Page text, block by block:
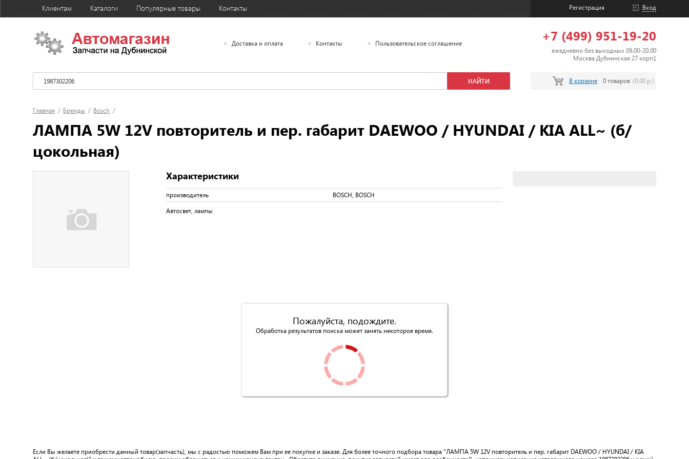
Клиентам Каталоги Популярные товары Контакты Вход
Регистрация
Доставка и оплата Контакты Пользовательское соглашение +7 (499) 951-19-20
ежедневно без выходных 09.00-20.00
Москва Дубнинская 27 корп1
В корзине 0 товаров (0.00 р.)
Главная / Бренды / Bosch /
ЛАМПА 5W 12V повторитель и пер. габарит DAEWOO / HYUNDAI / KIA ALL~ (б/
цокольная)
Характеристики
производитель BOSCH, BOSCH
Автосвет, лампы
Пожалуйста, подождите.
Обработка результатов поиска может занять некоторое время.
Если Вы желаете приобрести данный товар(запчасть), мы с радостью поможем Вам при ее покупке и заказе. Для более точного подбора товара "ЛАМПА 5W 12V повторитель и пер. габарит DAEWOO / HYUNDAI / KIA